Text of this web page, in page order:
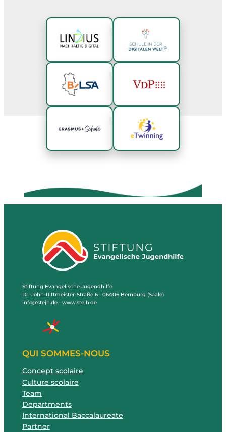
Stiftung Evangelische Jugendhilfe
Dr.-John-Rittmeister-Straße 6 • 06406 Bernburg (Saale)
info@stejh.de • www.stejh.de
QUI SOMMES-NOUS
Concept scolaire
Culture scolaire
Team
Departments
International Baccalaureate
Partner